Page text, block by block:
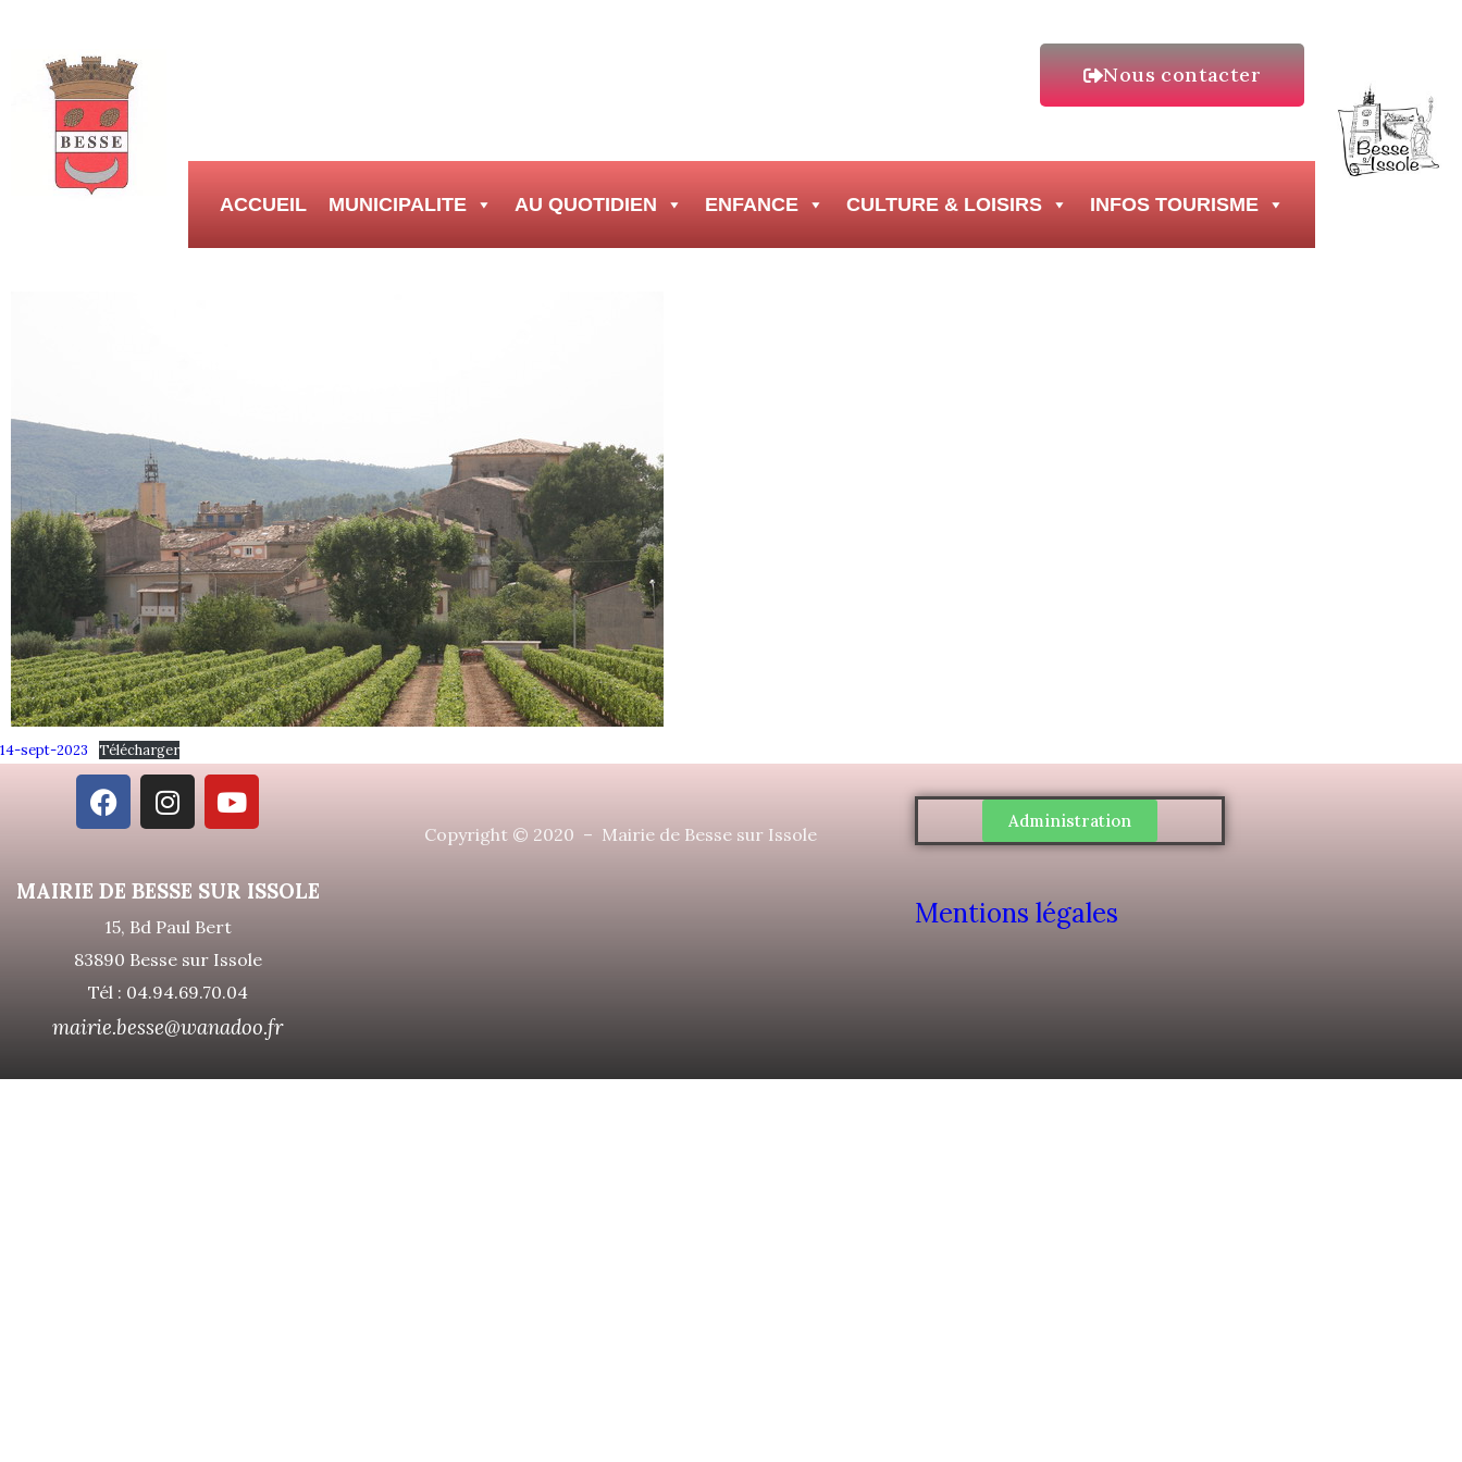
Nous contacter
ACCUEIL MUNICIPALITE AU QUOTIDIEN ENFANCE CULTURE & LOISIRS INFOS TOURISME
14-sept-2023 Télécharger
MAIRIE DE BESSE SUR ISSOLE
15, Bd Paul Bert
83890 Besse sur Issole
Tél : 04.94.69.70.04
mairie.besse@wanadoo.fr
Copyright © 2020 – Mairie de Besse sur Issole
Administration
Mentions légales